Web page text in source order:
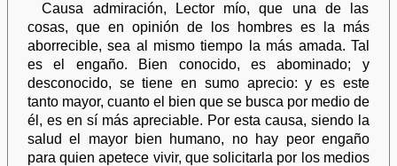
Causa admiración, Lector mío, que una de las
cosas, que en opinión de los hombres es la más
aborrecible, sea al mismo tiempo la más amada. Tal
es el engaño. Bien conocido, es abominado; y
desconocido, se tiene en sumo aprecio: y es este
tanto mayor, cuanto el bien que se busca por medio de
él, es en sí más apreciable. Por esta causa, siendo la
salud el mayor bien humano, no hay peor engaño
para quien apetece vivir, que solicitarla por los medios